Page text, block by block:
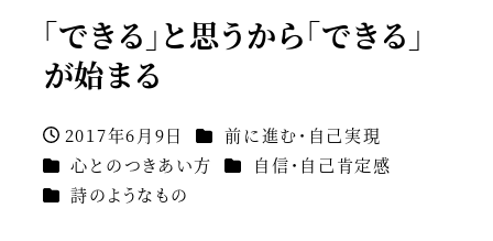
「できる」と思うから「できる」
が始まる
投稿日
2017年6月9日 カテゴリー
前に進む・自己実現
カテゴリー
心とのつきあい方 カテゴリー
自信・自己肯定感
カテゴリー
詩のようなもの